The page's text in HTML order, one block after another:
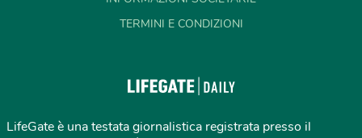
TERMINI E CONDIZIONI
LifeGate è una testata giornalistica registrata presso il